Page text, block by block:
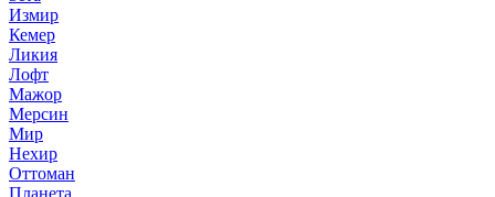
Измир
Кемер
Ликия
Лофт
Мажор
Мерсин
Мир
Нехир
Оттоман
Планета